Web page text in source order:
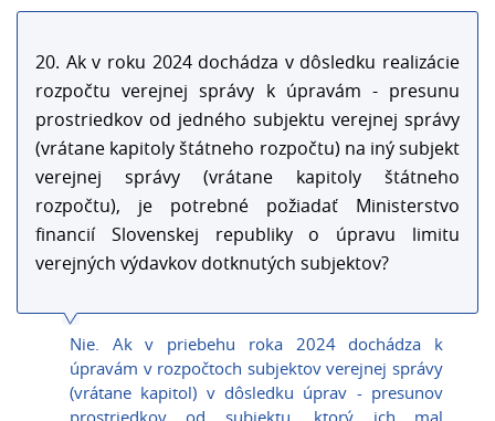
20. Ak v roku 2024 dochádza v dôsledku realizácie
rozpočtu verejnej správy k úpravám - presunu
prostriedkov od jedného subjektu verejnej správy
(vrátane kapitoly štátneho rozpočtu) na iný subjekt
verejnej správy (vrátane kapitoly štátneho
rozpočtu), je potrebné požiadať Ministerstvo
financií Slovenskej republiky o úpravu limitu
verejných výdavkov dotknutých subjektov?
Nie. Ak v priebehu roka 2024 dochádza k
úpravám v rozpočtoch subjektov verejnej správy
(vrátane kapitol) v dôsledku úprav - presunov
prostriedkov od subjektu, ktorý ich mal